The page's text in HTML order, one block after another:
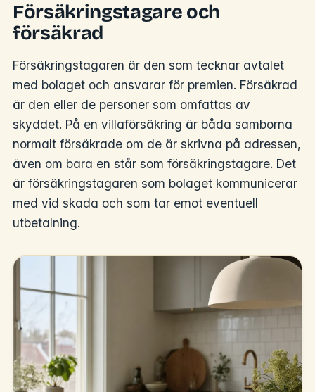
Försäkringstagare och
försäkrad
Försäkringstagaren är den som tecknar avtalet
med bolaget och ansvarar för premien. Försäkrad
är den eller de personer som omfattas av
skyddet. På en villaförsäkring är båda samborna
normalt försäkrade om de är skrivna på adressen,
även om bara en står som försäkringstagare. Det
är försäkringstagaren som bolaget kommunicerar
med vid skada och som tar emot eventuell
utbetalning.